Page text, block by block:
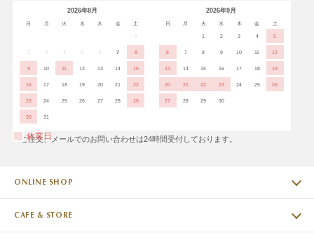
2026年8月
日 月 火 水 木 金 土
1
2 3 4 5 6 7 8
9 10 11 12 13 14 15
16 17 18 19 20 21 22
23 24 25 26 27 28 29
30 31
2026年9月
日 月 火 水 木 金 土
1 2 3 4 5
6 7 8 9 10 11 12
13 14 15 16 17 18 19
20 21 22 23 24 25 26
27 28 29 30
休業日
※ご注文、メールでのお問い合わせは24時間受付しております。
ONLINE SHOP
CAFE & STORE